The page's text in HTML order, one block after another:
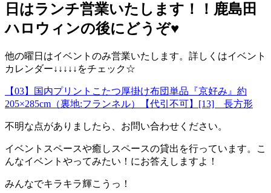
日はランチ営業いたします！！鹿島田
ハロウィンの後にどうぞ♥️
他の曜日はイベントのみ営業いたします。詳しくはイベント
カレンダー↓↓↓↓↓をチェック☆
【03】国内プリントこたつ厚掛け布団単品『京好み』約
205×285cm（裏地:フランネル）【代引不可】[13] 長方形
不明な点がありましたら、お問い合わせください。
イベントスペースや癒しスペースの貸出を行っています。こ
んなイベントやってみたい！にお答えしますよ！
みんなでキラキラ輝こうっ！